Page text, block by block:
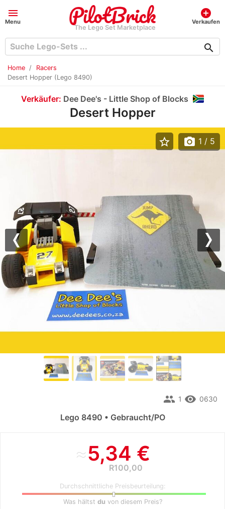
menu
Menu
The Lego Set Marketplace
add_circle
Verkaufen
search
Home
Racers
Desert Hopper (Lego 8490)
Verkäufer: Dee Dee's - Little Shop of Blocks
Desert Hopper
≈5,34 €
R100,00
Durchschnittliche Preisbeurteilung:
Was hältst du von diesem Preis?
Previous
star_border photo_camera 1 / 5
remove_red_eye 0630
people 1
Lego 8490 • Gebraucht/PO